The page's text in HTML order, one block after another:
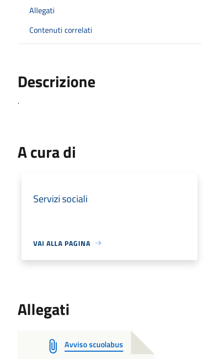
Allegati
Contenuti correlati
Descrizione
.
A cura di
Servizi sociali
VAI ALLA PAGINA
Allegati
Avviso scuolabus